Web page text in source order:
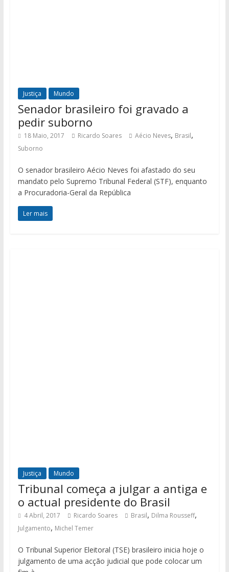
Justiça Mundo
Senador brasileiro foi gravado a
pedir suborno
18 Maio, 2017 Ricardo Soares Aécio Neves, Brasil,
Suborno
O senador brasileiro Aécio Neves foi afastado do seu
mandato pelo Supremo Tribunal Federal (STF), enquanto
a Procuradoria-Geral da República
Ler mais
Justiça Mundo
Tribunal começa a julgar a antiga e
o actual presidente do Brasil
4 Abril, 2017 Ricardo Soares Brasil, Dilma Rousseff,
Julgamento, Michel Temer
O Tribunal Superior Eleitoral (TSE) brasileiro inicia hoje o
julgamento de uma acção judicial que pode colocar um